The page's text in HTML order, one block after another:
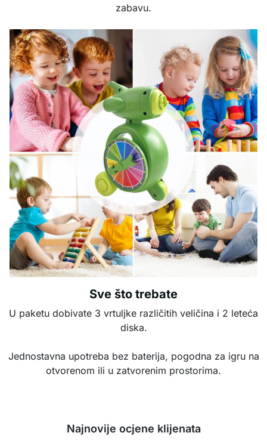
zabavu.
Sve što trebate
U paketu dobivate 3 vrtuljke različitih veličina i 2 leteća
diska.
Jednostavna upotreba bez baterija, pogodna za igru na
otvorenom ili u zatvorenim prostorima.
Najnovije ocjene klijenata